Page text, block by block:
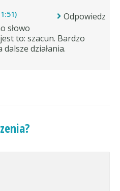
Odpowiedz
słowo
to: szacun. Bardzo
działania.